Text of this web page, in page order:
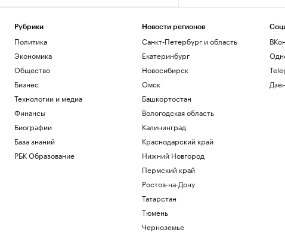
Рубрики
Политика
Экономика
Общество
Бизнес
Технологии и медиа
Финансы
Биографии
База знаний
РБК Образование
Новости регионов
Санкт-Петербург и область
Екатеринбург
Новосибирск
Омск
Башкортостан
Вологодская область
Калининград
Краснодарский край
Нижний Новгород
Пермский край
Ростов-на-Дону
Татарстан
Тюмень
Черноземье
Дзен